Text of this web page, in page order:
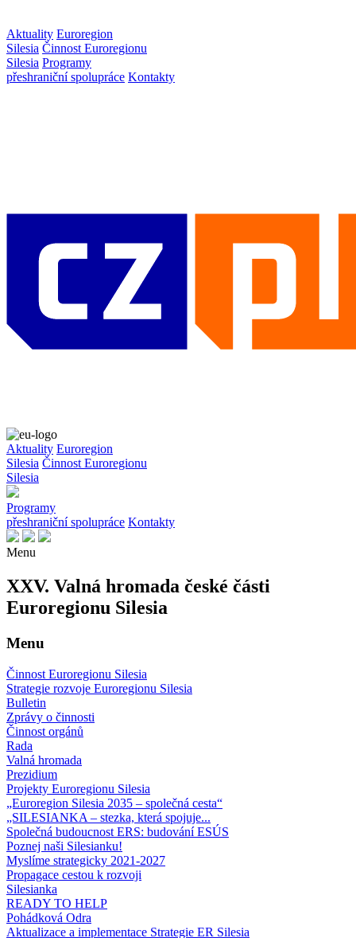
Aktuality Euroregion
Silesia Činnost Euroregionu
Silesia Programy
přeshraniční spolupráce Kontakty
Aktuality Euroregion
Silesia Činnost Euroregionu
Silesia
Programy
přeshraniční spolupráce Kontakty
Menu
XXV. Valná hromada české části
Euroregionu Silesia
Menu
Činnost Euroregionu Silesia
Strategie rozvoje Euroregionu Silesia
Bulletin
Zprávy o činnosti
Činnost orgánů
Rada
Valná hromada
Prezidium
Projekty Euroregionu Silesia
„Euroregion Silesia 2035 – společná cesta“
„SILESIANKA – stezka, která spojuje...
Společná budoucnost ERS: budování ESÚS
Poznej naši Silesianku!
Myslíme strategicky 2021-2027
Propagace cestou k rozvoji
Silesianka
READY TO HELP
Pohádková Odra
Aktualizace a implementace Strategie ER Silesia